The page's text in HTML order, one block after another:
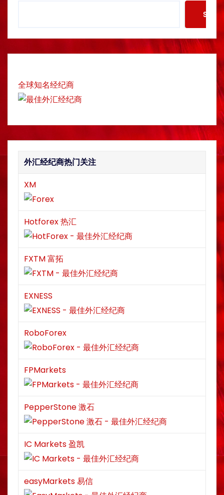
c
全球知名经纪商
外汇经纪商热门关注
XM
Hotforex 热汇
FXTM 富拓
EXNESS
RoboForex
FPMarkets
PepperStone 激石
IC Markets 盈凯
easyMarkets 易信